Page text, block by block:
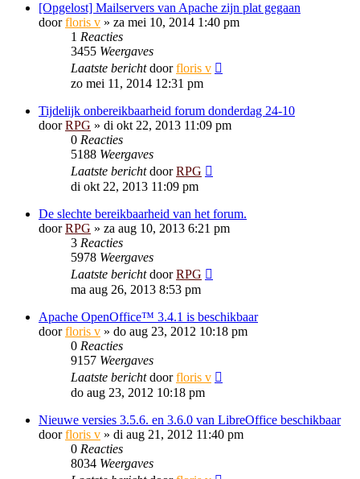
[Opgelost] Mailservers van Apache zijn plat gegaan
doorfloris v » za mei 10, 2014 1:40 pm
1 Reacties
3455 Weergaves
Laatste berichtdoorfloris v
zo mei 11, 2014 12:31 pm
Tijdelijk onbereikbaarheid forum donderdag 24-10
doorRPG » di okt 22, 2013 11:09 pm
0 Reacties
5188 Weergaves
Laatste berichtdoorRPG
di okt 22, 2013 11:09 pm
De slechte bereikbaarheid van het forum.
doorRPG » za aug 10, 2013 6:21 pm
3 Reacties
5978 Weergaves
Laatste berichtdoorRPG
ma aug 26, 2013 8:53 pm
Apache OpenOffice™ 3.4.1 is beschikbaar
doorfloris v » do aug 23, 2012 10:18 pm
0 Reacties
9157 Weergaves
Laatste berichtdoorfloris v
do aug 23, 2012 10:18 pm
Nieuwe versies 3.5.6. en 3.6.0 van LibreOffice beschikbaar
doorfloris v » di aug 21, 2012 11:40 pm
0 Reacties
8034 Weergaves